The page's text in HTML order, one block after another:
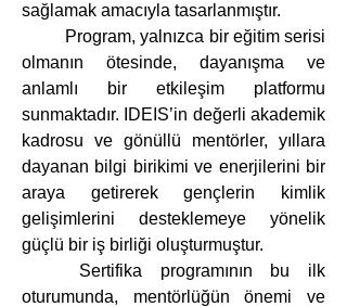
sağlamak amacıyla tasarlanmıştır.
olmanın ötesinde, dayanışma ve
anlamlı bir etkileşim platformu
sunmaktadır. IDEIS’in değerli akademik
kadrosu ve gönüllü mentörler, yıllara
dayanan bilgi birikimi ve enerjilerini bir
araya getirerek gençlerin kimlik
gelişimlerini desteklemeye yönelik
güçlü bir iş birliği oluşturmuştur.
oturumunda, mentörlüğün önemi ve